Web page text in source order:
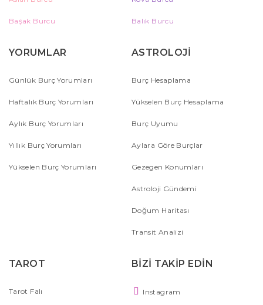
Başak Burcu Balık Burcu
YORUMLAR
Günlük Burç Yorumları
Haftalık Burç Yorumları
Aylık Burç Yorumları
Yıllık Burç Yorumları
Yükselen Burç Yorumları
ASTROLOJİ
Burç Hesaplama
Yükselen Burç Hesaplama
Burç Uyumu
Aylara Göre Burçlar
Gezegen Konumları
Astroloji Gündemi
Doğum Haritası
Transit Analizi
TAROT
Tarot Falı
BİZİ TAKİP EDİN
Instagram